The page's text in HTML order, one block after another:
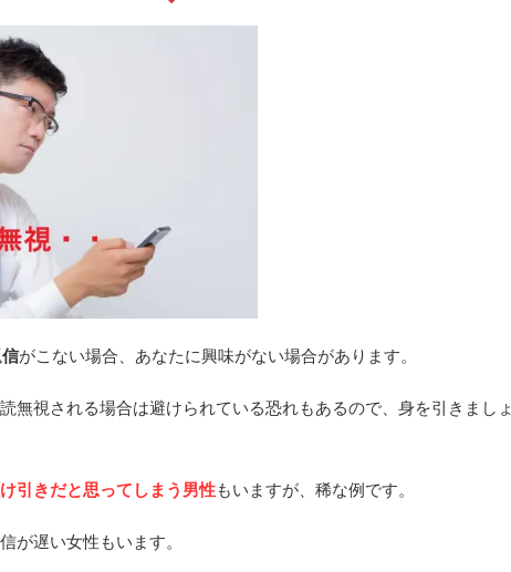
がこない場合、あなたに興味がない場合があります。
無視される場合は避けられている恐れもあるので、身を引きましょ
引きだと思ってしまう男性もいますが、稀な例です。
が遅い女性もいます。